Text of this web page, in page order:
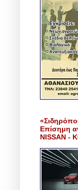
Επίσημη
NISSAN -